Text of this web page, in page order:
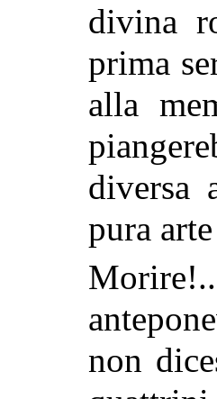
divina
prima
alla
diversa
pura
non